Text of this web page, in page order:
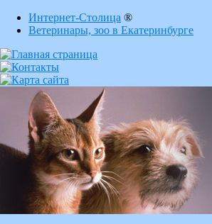
Интернет-Столица ®
Ветеринары, зоо в Екатеринбурге